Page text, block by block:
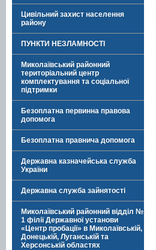
Цивільний захист населення
району
ПУНКТИ НЕЗЛАМНОСТІ
Миколаївський районний
територіальний центр
комплектування та соціальної
підтримки
Безоплатна первинна правова
допомога
Безоплатна правнича допомога
Державна казначейська служба
України
Державна служба зайнятості
Миколаївський районний відділ №
1 філії Державної установи
«Центр пробації» в Миколаївській,
Донецькій, Луганській та
Херсонській областях